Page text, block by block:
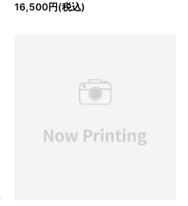
16,500円(税込)